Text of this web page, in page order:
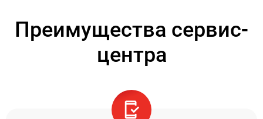
Преимущества сервис-
центра